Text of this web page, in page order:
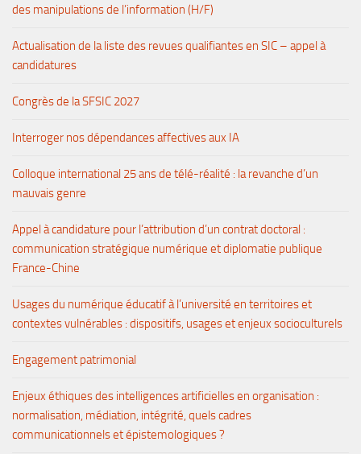
des manipulations de l’information (H/F)
Actualisation de la liste des revues qualifiantes en SIC – appel à
candidatures
Congrès de la SFSIC 2027
Interroger nos dépendances affectives aux IA
Colloque international 25 ans de télé-réalité : la revanche d’un
mauvais genre
Appel à candidature pour l’attribution d’un contrat doctoral :
communication stratégique numérique et diplomatie publique
France-Chine
Usages du numérique éducatif à l’université en territoires et
contextes vulnérables : dispositifs, usages et enjeux socioculturels
Engagement patrimonial
Enjeux éthiques des intelligences artificielles en organisation :
normalisation, médiation, intégrité, quels cadres
communicationnels et épistemologiques ?